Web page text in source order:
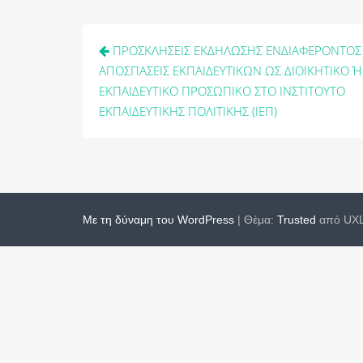
Πλοήγηση
άρθρων
ΠΡΟΣΚΛΗΣΕΙΣ ΕΚΔΗΛΩΣΗΣ ΕΝΔΙΑΦΕΡΟΝΤΟΣ
ΑΠΟΣΠΑΣΕΙΣ ΕΚΠΑΙΔΕΥΤΙΚΩΝ ΩΣ ΔΙΟΙΚΗΤΙΚΟ Ή
ΕΚΠΑΙΔΕΥΤΙΚΟ ΠΡΟΣΩΠΙΚΟ ΣΤΟ ΙΝΣΤΙΤΟΥΤΟ
ΕΚΠΑΙΔΕΥΤΙΚΗΣ ΠΟΛΙΤΙΚΗΣ (ΙΕΠ)
Με τη δύναμη του WordPress | Θέμα: Trusted από